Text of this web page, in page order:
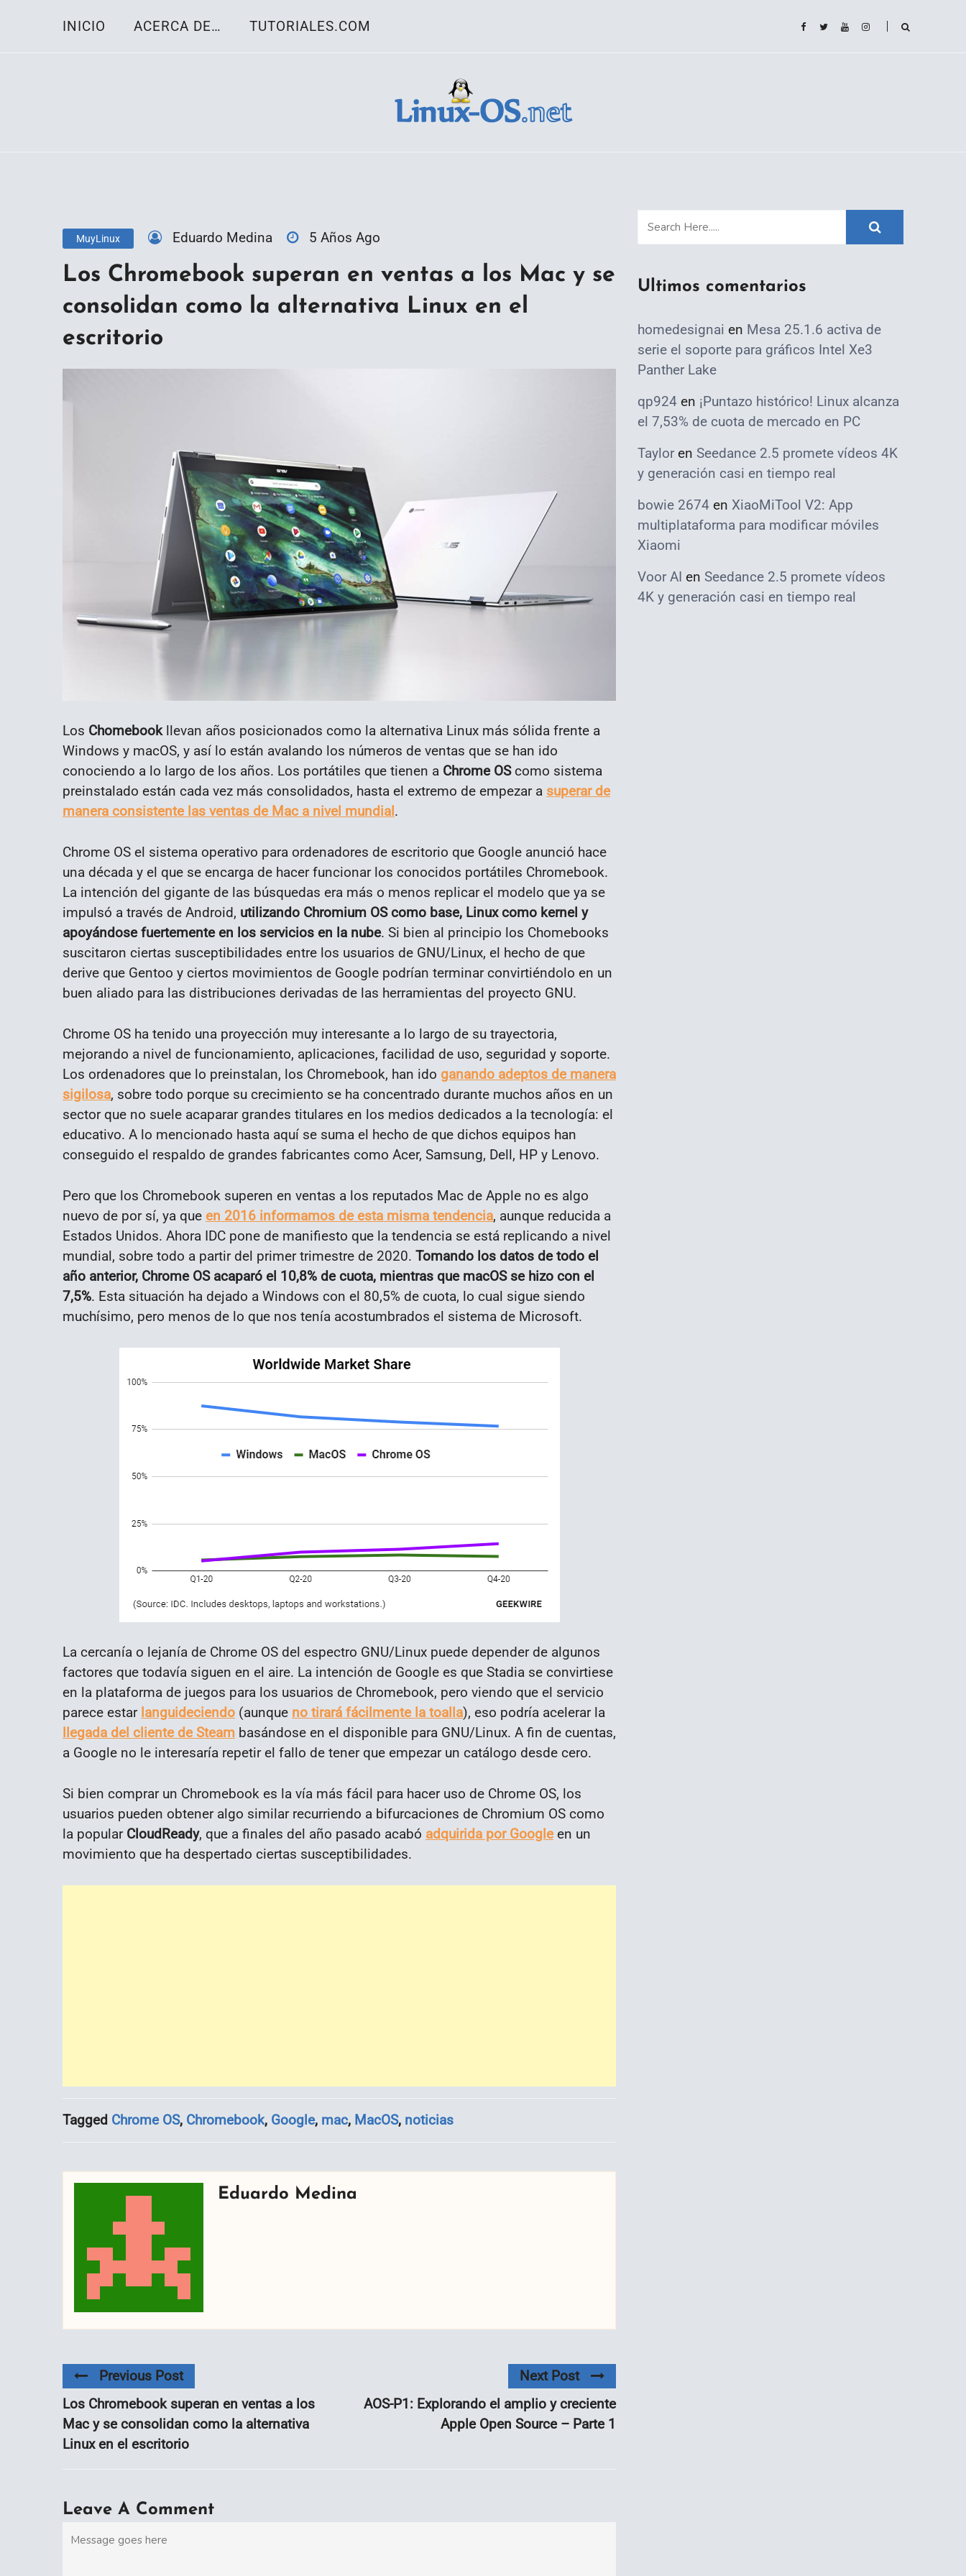
INICIO ACERCA DE… TUTORIALES.COM
MuyLinux Eduardo Medina 5 Años Ago
Los Chromebook superan en ventas a los Mac y se
consolidan como la alternativa Linux en el
escritorio
Los Chomebookllevan años posicionados como la alternativa Linux más sólida frente a
Windows y macOS, y así lo están avalando los números de ventas que se han ido
conociendo a lo largo de los años. Los portátiles que tienen a Chrome OScomo sistema
preinstalado están cada vez más consolidados, hasta el extremo de empezar a superar de
manera consistente las ventas de Mac a nivel mundial.
Chrome OS el sistema operativo para ordenadores de escritorio que Google anunció hace
una década y el que se encarga de hacer funcionar los conocidos portátiles Chromebook.
La intención del gigante de las búsquedas era más o menos replicar el modelo que ya se
impulsó a través de Android, utilizando Chromium OS como base, Linux como kernel y
apoyándose fuertemente en los servicios en la nube. Si bien al principio los Chomebooks
suscitaron ciertas susceptibilidades entre los usuarios de GNU/Linux, el hecho de que
derive que Gentoo y ciertos movimientos de Google podrían terminar convirtiéndolo en un
buen aliado para las distribuciones derivadas de las herramientas del proyecto GNU.
Chrome OS ha tenido una proyección muy interesante a lo largo de su trayectoria,
mejorando a nivel de funcionamiento, aplicaciones, facilidad de uso, seguridad y soporte.
Los ordenadores que lo preinstalan, los Chromebook, han ido ganando adeptos de manera
sigilosa, sobre todo porque su crecimiento se ha concentrado durante muchos años en un
sector que no suele acaparar grandes titulares en los medios dedicados a la tecnología: el
educativo. A lo mencionado hasta aquí se suma el hecho de que dichos equipos han
conseguido el respaldo de grandes fabricantes como Acer, Samsung, Dell, HP y Lenovo.
Pero que los Chromebook superen en ventas a los reputados Mac de Apple no es algo
nuevo de por sí, ya que en 2016 informamos de esta misma tendencia, aunque reducida a
Estados Unidos. Ahora IDC pone de manifiesto que la tendencia se está replicando a nivel
mundial, sobre todo a partir del primer trimestre de 2020. Tomando los datos de todo el
año anterior, Chrome OS acaparó el 10,8% de cuota, mientras que macOS se hizo con el
7,5%. Esta situación ha dejado a Windows con el 80,5% de cuota, lo cual sigue siendo
muchísimo, pero menos de lo que nos tenía acostumbrados el sistema de Microsoft.
La cercanía o lejanía de Chrome OS del espectro GNU/Linux puede depender de algunos
factores que todavía siguen en el aire. La intención de Google es que Stadia se convirtiese
en la plataforma de juegos para los usuarios de Chromebook, pero viendo que el servicio
parece estar languideciendo (aunque no tirará fácilmente la toalla), eso podría acelerar la
llegada del cliente de Steam basándose en el disponible para GNU/Linux. A fin de cuentas,
a Google no le interesaría repetir el fallo de tener que empezar un catálogo desde cero.
Si bien comprar un Chromebook es la vía más fácil para hacer uso de Chrome OS, los
usuarios pueden obtener algo similar recurriendo a bifurcaciones de Chromium OS como
la popular CloudReady, que a finales del año pasado acabó adquirida por Googleen un
movimiento que ha despertado ciertas susceptibilidades.
Tagged Chrome OS, Chromebook, Google, mac, MacOS, noticias
Eduardo Medina
Previous Post
Los Chromebook superan en ventas a los
Mac y se consolidan como la alternativa
Linux en el escritorio
Next Post
AOS-P1: Explorando el amplio y creciente
Apple Open Source – Parte 1
Leave A Comment
Ultimos comentarios
homedesignai en Mesa 25.1.6 activa de
serie el soporte para gráficos Intel Xe3
Panther Lake
qp924 en ¡Puntazo histórico! Linux alcanza
el 7,53% de cuota de mercado en PC
Taylor en Seedance 2.5 promete vídeos 4K
y generación casi en tiempo real
bowie 2674 en XiaoMiTool V2: App
multiplataforma para modificar móviles
Xiaomi
Voor AI en Seedance 2.5 promete vídeos
4K y generación casi en tiempo real